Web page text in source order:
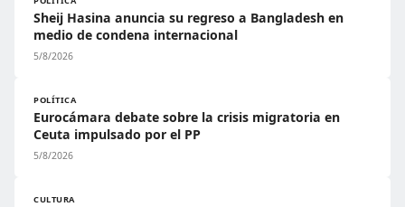
Sheij Hasina anuncia su regreso a Bangladesh en
medio de condena internacional
5/8/2026
POLÍTICA
Eurocámara debate sobre la crisis migratoria en
Ceuta impulsado por el PP
5/8/2026
CULTURA